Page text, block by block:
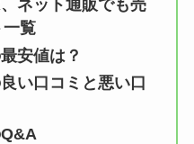
ネット通販でも売
一覧
安値は？
い口コミと悪い口